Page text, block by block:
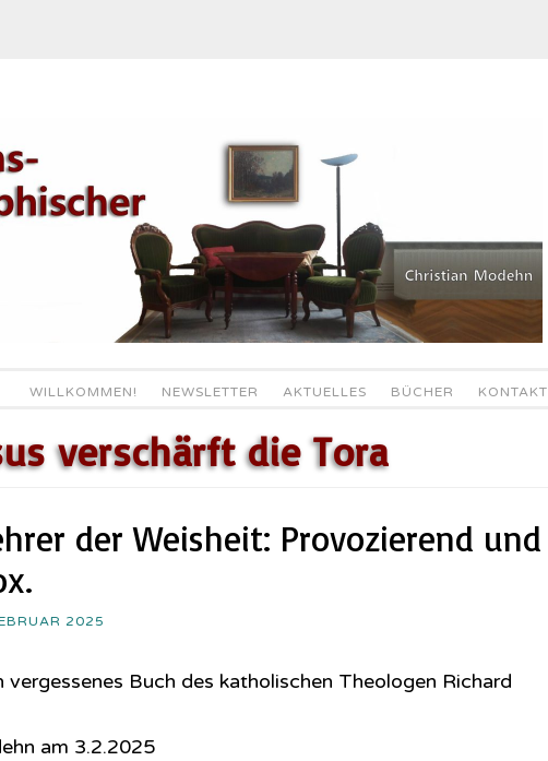
WILLKOMMEN! NEWSLETTER AKTUELLES BÜCHER KONTAKT
verschärft die Tora
der Weisheit: Provozierend und
2025
vergessenes Buch des katholischen Theologen Richard
am 3.2.2025